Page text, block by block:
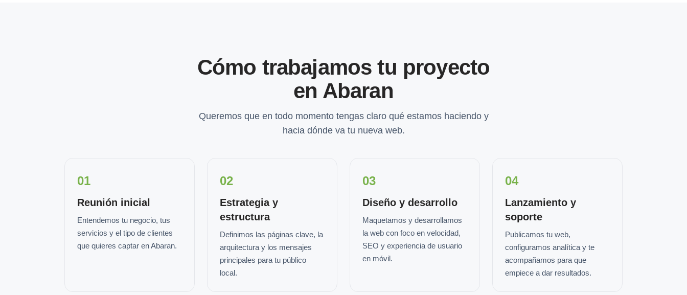
Cómo trabajamos tu proyecto
en Abaran
Queremos que en todo momento tengas claro qué estamos haciendo y
hacia dónde va tu nueva web.
01
Reunión inicial
Entendemos tu negocio, tus
servicios y el tipo de clientes
que quieres captar en Abaran.
02
Estrategia y
estructura
Definimos las páginas clave, la
arquitectura y los mensajes
principales para tu público
local.
03
Diseño y desarrollo
Maquetamos y desarrollamos
la web con foco en velocidad,
SEO y experiencia de usuario
en móvil.
04
Lanzamiento y
soporte
Publicamos tu web,
configuramos analítica y te
acompañamos para que
empiece a dar resultados.